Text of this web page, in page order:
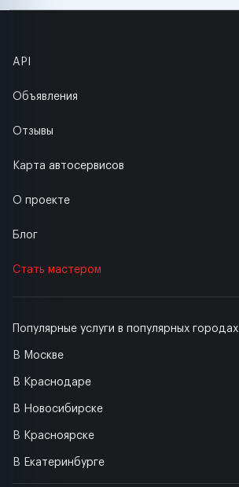
Популярные услуги в популярных городах
В Москве
В Краснодаре
В Новосибирске
В Красноярске
В Екатеринбурге
API
Объявления
Отзывы
Карта автосервисов
О проекте
Блог
Стать мастером